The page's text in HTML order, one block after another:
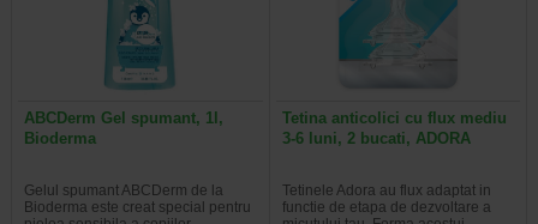
ABCDerm Gel spumant, 1l,
Bioderma
Gelul spumant ABCDerm de la
Bioderma este creat special pentru
Tetina anticolici cu flux mediu
3-6 luni, 2 bucati, ADORA
Tetinele Adora au flux adaptat in
functie de etapa de dezvoltare a